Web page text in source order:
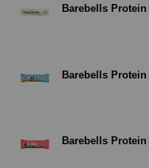
Barebells
Barebells
Barebells